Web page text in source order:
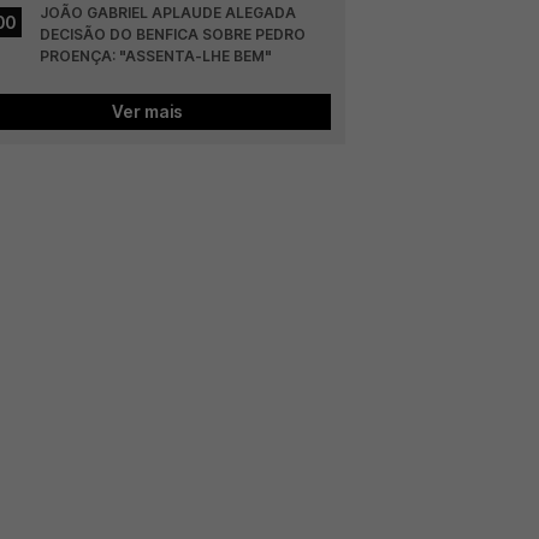
JOÃO GABRIEL APLAUDE ALEGADA
DECISÃO DO BENFICA SOBRE PEDRO
PROENÇA: "ASSENTA-LHE BEM"
Ver mais